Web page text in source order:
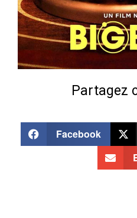
Partagez
Facebook